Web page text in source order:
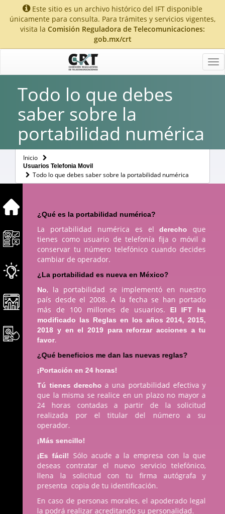
Este sitio es un archivo histórico del IFT disponible
únicamente para consulta. Para trámites y servicios vigentes,
visita la Comisión Reguladora de Telecomunicaciones:
gob.mx/crt
Todo lo que debes
saber sobre la
portabilidad numérica
Inicio
Usuarios Telefonia Movil
Todo lo que debes saber sobre la portabilidad numérica
¿Qué es la portabilidad numérica?
La portabilidad numérica es elderecho
que
tienes como usuario de telefonía fija o móvil a
conservar tu número telefónico cuando decides
cambiar de operador.
¿La portabilidad es nueva en México?
No, la portabilidad se implementó en nuestro
país desde el 2008. A la fecha se han portado
más de 100 millones de usuarios.
El IFT ha
modificado las Reglas en los años 2014, 2015,
2018 y en el 2019 para reforzar acciones a tu
favor.
¿Qué beneficios me dan las nuevas reglas?
¡Portación en 24 horas!
Tú tienes derecho a una portabilidad efectiva y
que la misma se realice en un plazo no mayor a
24 horas contadas a partir de la solicitud
realizada por el titular del número a su
operador.
¡Más sencillo!
¡Es fácil! Sólo acude a la empresa con la que
deseas contratar el nuevo servicio telefónico,
llena la solicitud con tu firma autógrafa y
presenta copia de tu identificación.
En caso de personas morales, el apoderado legal
la podrá realizar acreditando su personalidad.